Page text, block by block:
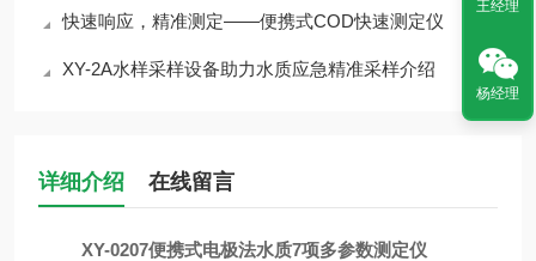
快速响应，精准测定——便携式COD快速测定仪
XY-2A水样采样设备助力水质应急精准采样介绍
详细介绍 在线留言
XY-0207便携式电极法水质7项多参数测定仪
王经理
杨经理